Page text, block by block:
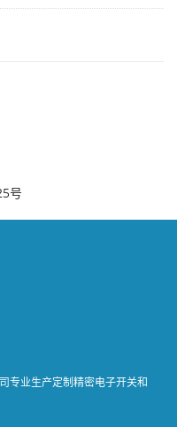
号
专业生产定制精密电子开关和